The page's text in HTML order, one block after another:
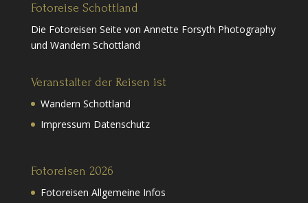
Fotoreise Schottland
Die Fotoreisen Seite von Annette Forsyth Photography
und Wandern Schottland
Veranstalter der Reisen ist
Wandern Schottland
Impressum Datenschutz
Fotoreisen 2026
Fotoreisen Allgemeine Infos